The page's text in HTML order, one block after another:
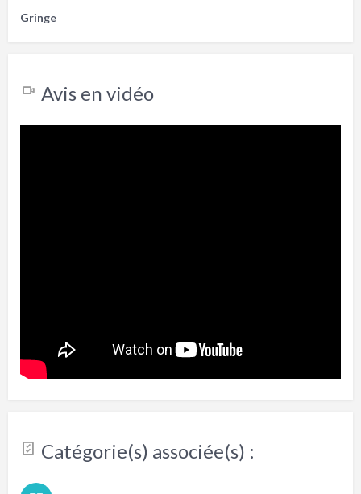
Gringe
Avis en vidéo
Catégorie(s) associée(s) :